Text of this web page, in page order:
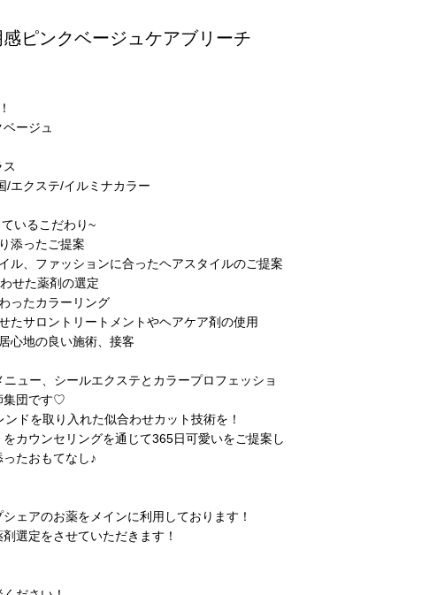
ピンクベージュケアブリーチ
ージュ
エクステ/イルミナカラー
いるこだわり~
添ったご提案
ル、ファッションに合ったヘアスタイルのご提案
せた薬剤の選定
ったカラーリング
たサロントリートメントやヘアケア剤の使用
心地の良い施術、接客
ュー、シールエクステとカラープロフェッショ
集団です♡
ドを取り入れた似合わせカット技術を！
カウンセリングを通じて365日可愛いをご提案し
たおもてなし♪
ェアのお薬をメインに利用しております！
選定をさせていただきます！